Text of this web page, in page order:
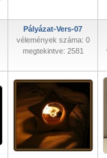
Pályázat-Vers-07
vélemények száma: 0
megtekintve: 2581